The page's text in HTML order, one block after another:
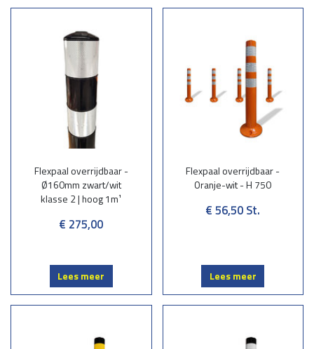
Flexpaal overrijdbaar -
Ø160mm zwart/wit
klasse 2 | hoog 1m¹
€ 275,00
Lees meer
Flexpaal overrijdbaar -
Oranje-wit - H 750
€ 56,50 St.
Lees meer